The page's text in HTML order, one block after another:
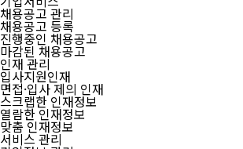
채용공고 관리
채용공고 등록
진행중인 채용공고
마감된 채용공고
인재 관리
입사지원인재
면접·입사 제의 인재
스크랩한 인재정보
열람한 인재정보
맞춤 인재정보
서비스 관리